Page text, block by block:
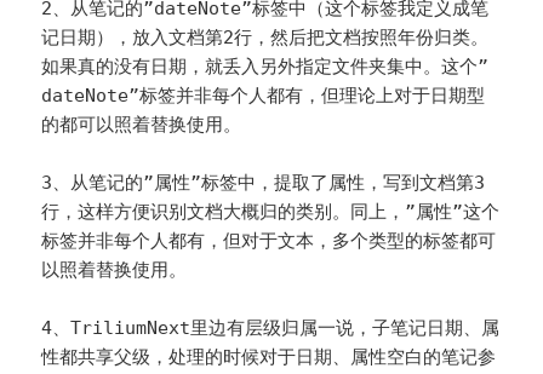
2、从笔记的”dateNote”标签中（这个标签我定义成笔
记日期），放入文档第2行，然后把文档按照年份归类。
如果真的没有日期，就丢入另外指定文件夹集中。这个”
dateNote”标签并非每个人都有，但理论上对于日期型
的都可以照着替换使用。
3、从笔记的”属性”标签中，提取了属性，写到文档第3
行，这样方便识别文档大概归的类别。同上，”属性”这个
标签并非每个人都有，但对于文本，多个类型的标签都可
以照着替换使用。
4、TriliumNext里边有层级归属一说，子笔记日期、属
性都共享父级，处理的时候对于日期、属性空白的笔记参